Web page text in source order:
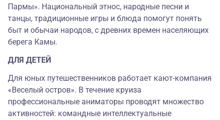
Пармы». Национальный этнос, народные песни и
танцы, традиционные игры и блюда помогут понять
быт и обычаи народов, с древних времен населяющих
берега Камы.
ДЛЯ ДЕТЕЙ
Для юных путешественников работает кают-компания
«Веселый остров». В течение круиза
профессиональные аниматоры проводят множество
активностей: командные интеллектуальные